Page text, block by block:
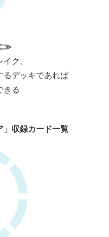
≫
ク、
るデッキであれば
きる
」収録カード一覧